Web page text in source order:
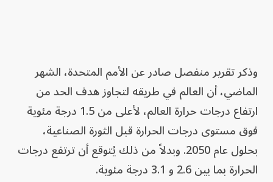
وذكر تقرير منفصل صادر عن الأمم المتحدة، الشهر
الماضي، أن العالم في طريقه لتجاوز هدف الحد من
ارتفاع درجات حرارة العالم، لأعلى من 1.5 درجة مئوية
فوق مستوى درجات الحرارة قبل الثورة الصناعية،
بحلول عام 2050. وبدلاً من ذلك يُتوقع أن ترتفع درجات
الحرارة بما بين 2.6 و 3.1 درجة مئوية.